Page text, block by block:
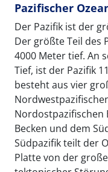
Pazifischer
Der Pazifik ist der
Der größte Teil des
4000 Meter tief. An
Tief, ist der Pazifik
besteht aus vier
Nordostpazifischen
Becken und dem
Südpazifik teilt der
Platte von der